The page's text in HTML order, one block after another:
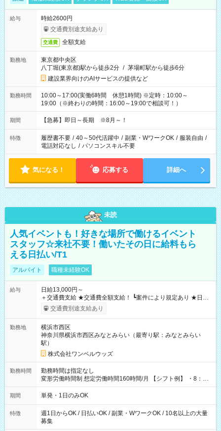
給与
時給2600円
交通費別途支給あり
交通費 全額支給
勤務地
東京都中央区
八丁堀(東京都)駅から徒歩2分 / 茅場町駅から徒歩6分
建設業界向けのAIサービスの提供など
勤務時間
10:00～17:00(実働6時間 休憩1時間) ※定時：10:00～
19:00（※終わりの時間：16:00～19:00で相談可！）
期間 【急募】即日～長期 ※8月～！
特徴 履歴書不要 / 40～50代活躍中 / 副業・WワークOK / 服装自由 /
電話対応なし / パソコンスキル不要
気になる！ 応募する 詳細へ
未読
人気イベントも！好きな場所で働けるイベント
スタッフ☆来社不要！働いたその日に給料もら
える日払い/T1
アルバイト 職種未経験OK
給与
日給13,000円～
＋交通費支給 ★交通費全額支給！ ┗案件により規定あり ★日払
いOK！（規定あり） ┗働いたその日に現金GET♪ お仕事後はコ
ンビニATMから 日払い分を引き落とせます！ 【試用期間】試
交通費別途支給あり
勤務地
横浜市西区
神奈川県横浜市西区みなとみらい（最寄り駅：みなとみらい
駅）
株式会社ワンベルウッズ
勤務時間
勤務時間は指定なし
変形労働時間制 想定労働時間160時間/月 【シフト例】 ・8：00
～21：00
期間 単発・1日のみOK
特徴
週1日からOK / 日払いOK / 副業・WワークOK / 10名以上の大量
募集